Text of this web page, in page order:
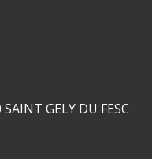
GELY DU FESC